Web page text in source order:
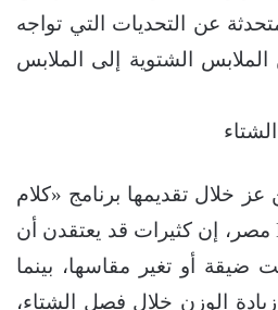
عن التحديات التي تواجه
الشتوية إلى الملابس
عز خلال تقديمها برنامج «كلام
الناس» على قناة MBC مصر، إن كثيرات قد يعتقدن أن
ضيقة أو تغير مقاسها، بينما
الوزن خلال فصل الشتاء،